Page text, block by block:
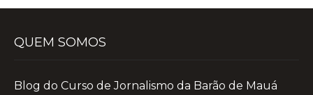
QUEM SOMOS
Blog do Curso de Jornalismo da Barão de Mauá